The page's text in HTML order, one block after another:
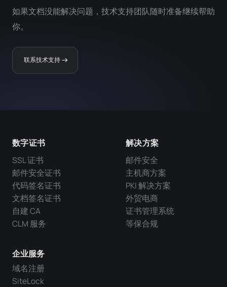
如果文档没能解决问题，技术支持团队随时准备继续帮助
你。
联系技术支持
数字证书
SSL 证书
邮件安全证书
代码签名证书
文档签名证书
自建 CA
CLM 服务
企业服务
域名注册
SiteLock
解决方案
邮件安全
主机商方案
PKI 解决方案
外贸电商
证书管理系统
等保合规